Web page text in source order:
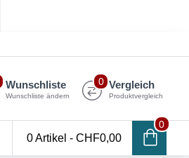
Wunschliste
Wunschliste ändern
Vergleich
Produktvergleich
0
0 Artikel - CHF0,00
0